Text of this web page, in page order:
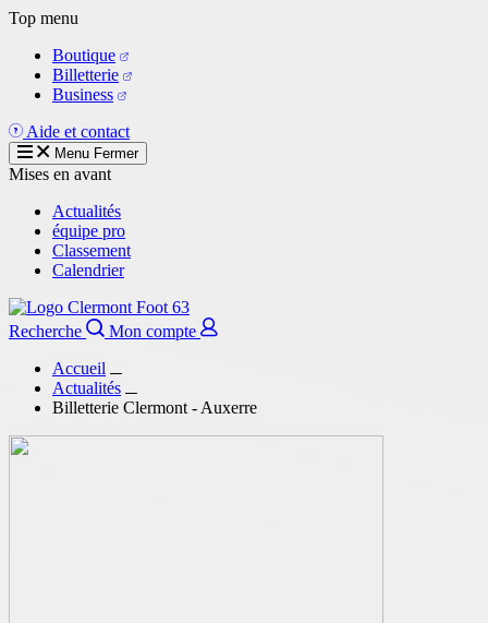
Aller
contenu
principal
Top menu
Boutique
Billetterie
Business
Aide et contact
Menu Fermer
Mises en avant
Actualités
équipe pro
Classement
Calendrier
Recherche
Mon compte
Accueil
Actualités
Billetterie Clermont - Auxerre